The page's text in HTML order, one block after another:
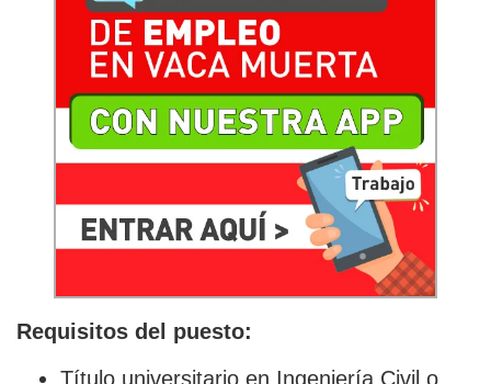
Requisitos del puesto:
Título universitario en Ingeniería Civil o